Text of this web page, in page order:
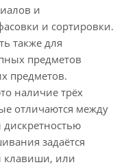
и
и сортировки.
также для
предметов
предметов.
наличие трёх
отличаются между
задаётся
клавиши, или